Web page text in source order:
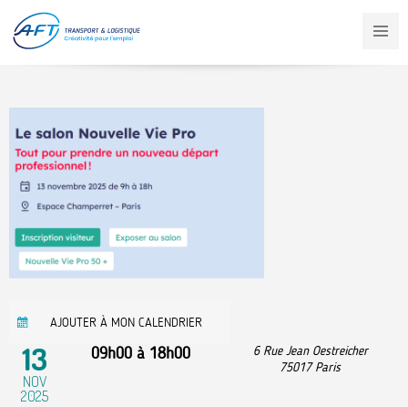
contenu
principal
AJOUTER À MON CALENDRIER
13
NOV
2025
09h00 à 18h00
6 Rue Jean Oestreicher
75017 Paris